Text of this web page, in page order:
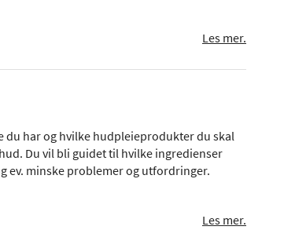
Les mer.
har og hvilke hudpleieprodukter du skal
Du vil bli guidet til hvilke ingredienser
ev. minske problemer og utfordringer.
Les mer.